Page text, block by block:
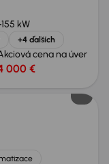
155 kW
+4 ďalších
cena na úver
000 €